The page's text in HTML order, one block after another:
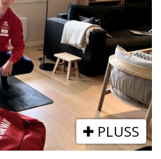
PLUSS